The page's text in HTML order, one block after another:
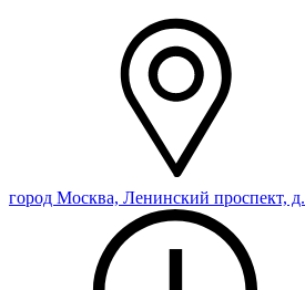
город Москва, Ленинский проспект,